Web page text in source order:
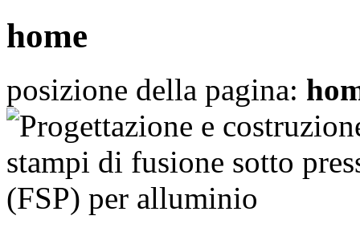
home
posizione della pagina: